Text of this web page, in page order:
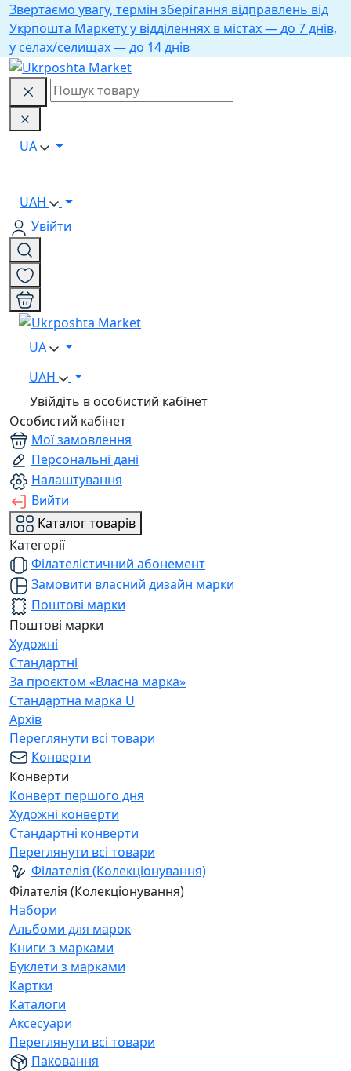
Звертаємо увагу, термін зберігання відправлень від
Укрпошта Маркету у відділеннях в містах — до 7 днів,
у селах/селищах — до 14 днів
UA
UAH
Увійти
UA
UAH
Увійдіть в особистий кабінет
Особистий кабінет
Мої замовлення
Персональні дані
Налаштування
Вийти
Каталог товарів
Категорії
Філателістичний абонемент
Замовити власний дизайн марки
Поштові марки
Поштові марки
Художні
Стандартні
За проєктом «Власна марка»
Стандартна марка U
Архів
Переглянути всі товари
Конверти
Конверти
Конверт першого дня
Художні конверти
Стандартні конверти
Переглянути всі товари
Філателія (Колекціонування)
Філателія (Колекціонування)
Набори
Альбоми для марок
Книги з марками
Буклети з марками
Картки
Каталоги
Аксесуари
Переглянути всі товари
Паковання